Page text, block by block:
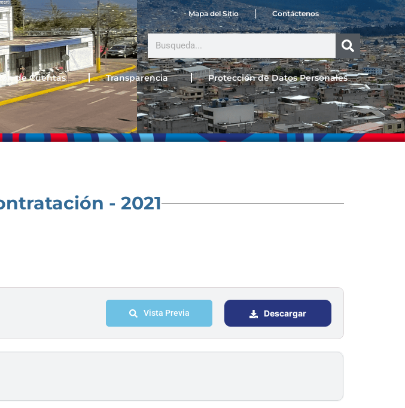
Mapa del Sitio Contáctenos
Search
de Cuentas Transparencia Protección de Datos Personales
- 2021
Vista Previa Descargar